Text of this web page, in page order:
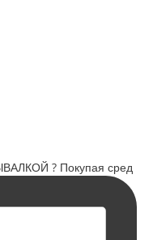
? Покупая сред